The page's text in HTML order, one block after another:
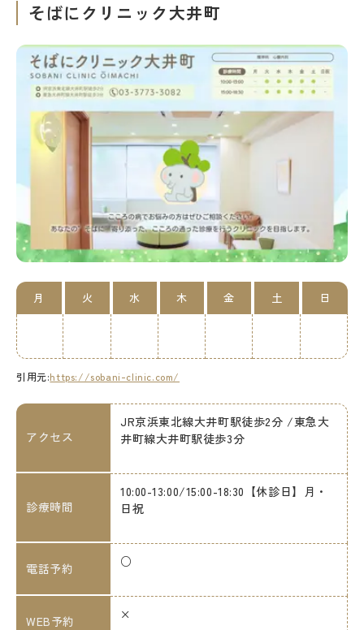
そばにクリニック大井町
月 火 水 木 金 土 日
引用元:https://sobani-clinic.com/
アクセス
JR京浜東北線大井町駅徒歩2分 /東急大
井町線大井町駅徒歩3分
診療時間
10:00-13:00/15:00-18:30【休診日】月・
日祝
電話予約 ○
WEB予約 ×